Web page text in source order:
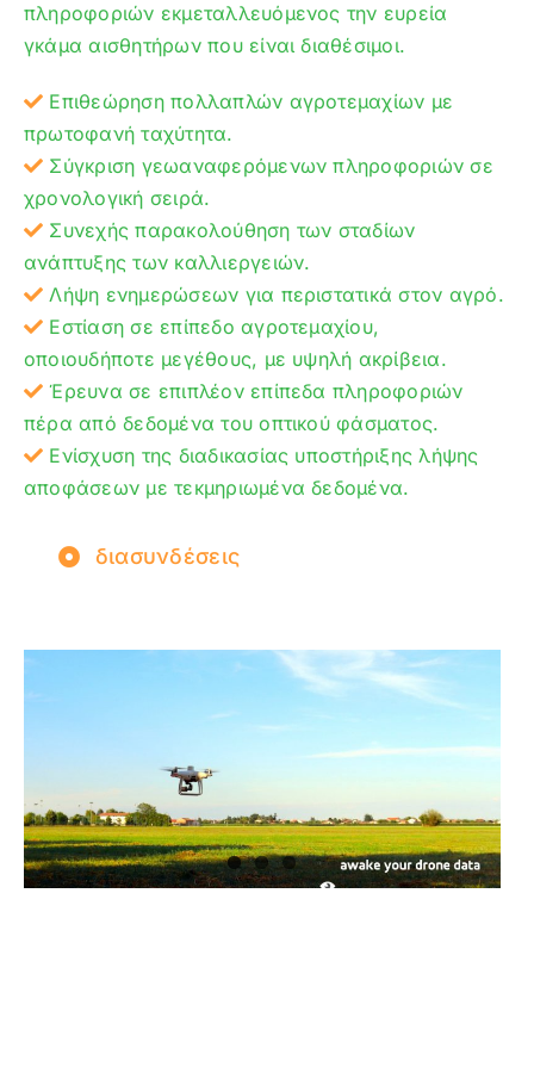
πληροφοριών εκμεταλλευόμενος την ευρεία
γκάμα αισθητήρων που είναι διαθέσιμοι.
Επιθεώρηση πολλαπλών αγροτεμαχίων με
πρωτοφανή ταχύτητα.
Σύγκριση γεωαναφερόμενων πληροφοριών σε
χρονολογική σειρά.
Συνεχής παρακολούθηση των σταδίων
ανάπτυξης των καλλιεργειών.
Λήψη ενημερώσεων για περιστατικά στον αγρό.
Εστίαση σε επίπεδο αγροτεμαχίου,
οποιουδήποτε μεγέθους, με υψηλή ακρίβεια.
Έρευνα σε επιπλέον επίπεδα πληροφοριών
πέρα από δεδομένα του οπτικού φάσματος.
Ενίσχυση της διαδικασίας υποστήριξης λήψης
αποφάσεων με τεκμηριωμένα δεδομένα.
διασυνδέσεις